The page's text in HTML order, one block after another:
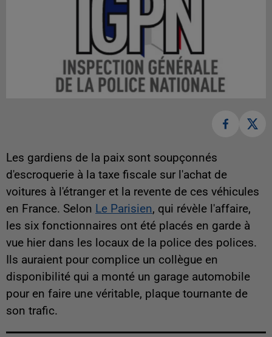
Les gardiens de la paix sont soupçonnés
d'escroquerie à la taxe fiscale sur l'achat de
voitures à l'étranger et la revente de ces véhicules
en France. Selon Le Parisien, qui révèle l'affaire,
les six fonctionnaires ont été placés en garde à
vue hier dans les locaux de la police des polices.
Ils auraient pour complice un collègue en
disponibilité qui a monté un garage automobile
pour en faire une véritable, plaque tournante de
son trafic.